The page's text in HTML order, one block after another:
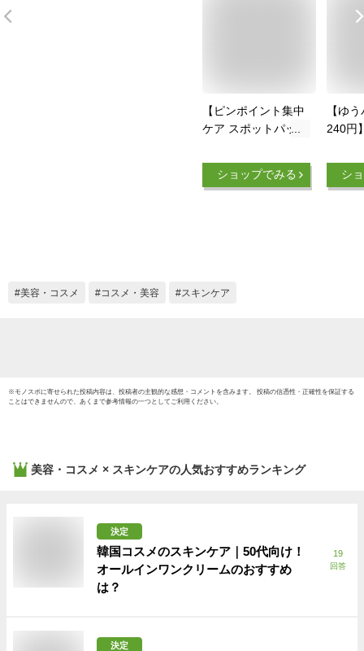
【ピンポイント集中
ケア スポットパッチ
ィヒール ティーツリ
ーカーミングスポッ
ア 韓国化粧品 保湿
ショップでみる
【ゆ
240円
スメ
シ
美容・コスメ コスメ・美容 スキンケア
※モノスポに寄せられた投稿内容は、投稿者の主観的な感想・コメントを含みます。 投稿の信憑性・正確性を保証する
ことはできませんので、あくまで参考情報の一つとしてご利用ください。
美容・コスメ × スキンケアの人気おすすめランキング
決定
韓国コスメのスキンケア｜50代向け！
オールインワンクリームのおすすめ
は？
19
回答
決定